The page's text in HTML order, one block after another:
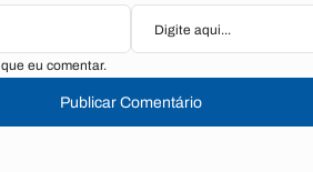
eu comentar.
Publicar Comentário